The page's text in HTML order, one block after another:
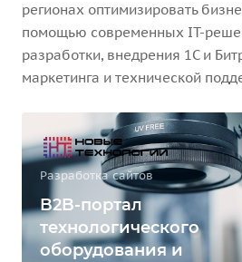
регионах оптимизировать
помощью современных IT-
разработки, внедрения 1С и
маркетинга и технической
Разработка сайтов
B2B-портал
технологического
оборудования и